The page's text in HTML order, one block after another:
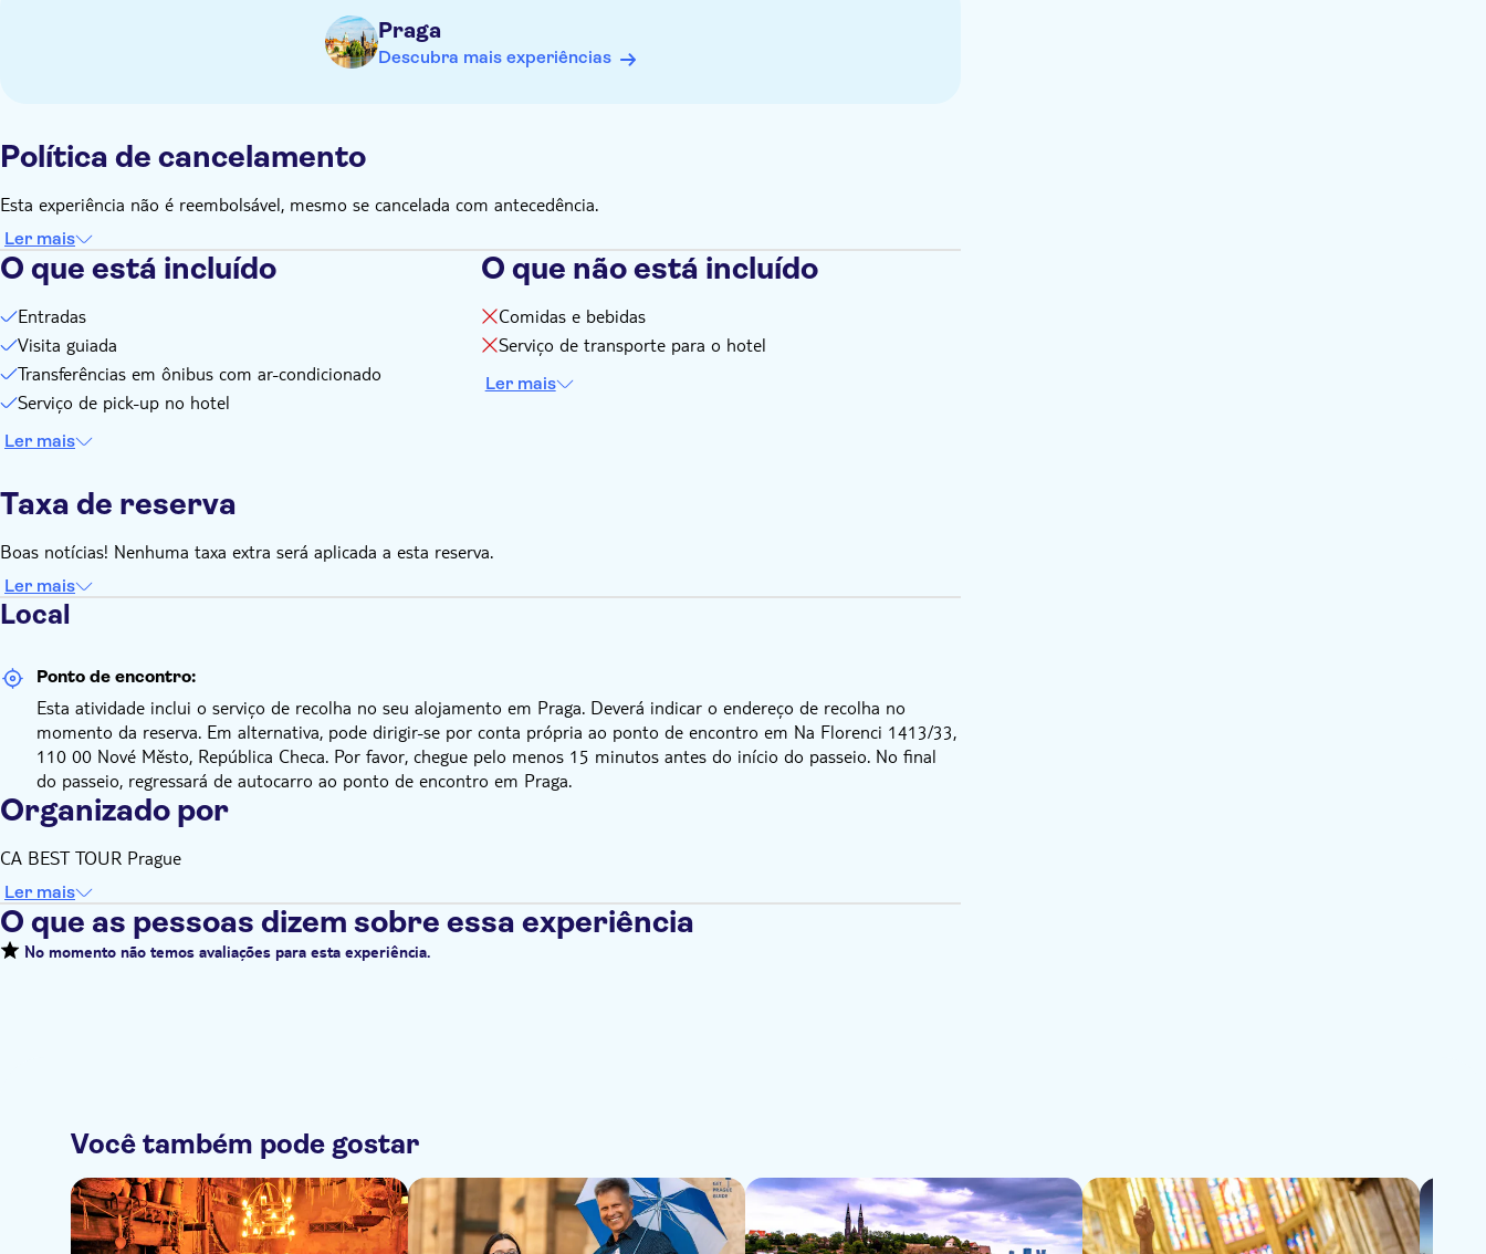
Praga
Descubra mais experiências
Política de cancelamento
Esta experiência não é reembolsável, mesmo se cancelada com antecedência.
Ler mais
O que está incluído
Entradas
Visita guiada
Transferências em ônibus com ar-condicionado
Serviço de pick-up no hotel
Ler mais
O que não está incluído
Comidas e bebidas
Serviço de transporte para o hotel
Ler mais
Taxa de reserva
Boas notícias! Nenhuma taxa extra será aplicada a esta reserva.
Ler mais
Local
Ponto de encontro:
Esta atividade inclui o serviço de recolha no seu alojamento em Praga. Deverá indicar o endereço de recolha no
momento da reserva. Em alternativa, pode dirigir-se por conta própria ao ponto de encontro em Na Florenci 1413/33,
110 00 Nové Město, República Checa. Por favor, chegue pelo menos 15 minutos antes do início do passeio. No final
do passeio, regressará de autocarro ao ponto de encontro em Praga.
Organizado por
CA BEST TOUR Prague
Ler mais
O que as pessoas dizem sobre essa experiência
No momento não temos avaliações para esta experiência.
Você também pode gostar